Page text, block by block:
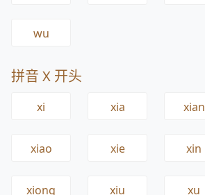
wu
拼音 X 开头
xi xia xian
xiao xie xin
xiong xiu xu